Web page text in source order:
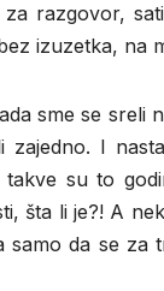
razgovor,
izuzetka, na
sme se sreli
I
su to
šta li je?! A
samo da se